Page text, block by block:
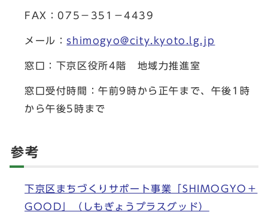
FAX：075－351－4439
メール： shimogyo@city.kyoto.lg.jp
窓口：下京区役所4階 地域力推進室
窓口受付時間：午前9時から正午まで、午後1時
から午後5時まで
参考
下京区まちづくりサポート事業「SHIMOGYO＋
GOOD」（しもぎょうプラスグッド）